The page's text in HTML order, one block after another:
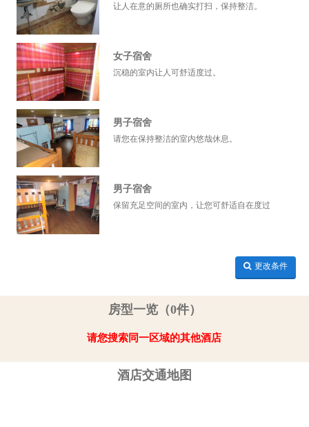
让人在意的厕所也确实打扫，保持整洁。
女子宿舍
沉稳的室内让人可舒适度过。
男子宿舍
请您在保持整洁的室内悠哉休息。
男子宿舍
保留充足空间的室内，让您可舒适自在度过
更改条件
房型一览（0件）
请您搜索同一区域的其他酒店
酒店交通地图